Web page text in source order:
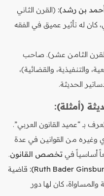
بن رشد): (القرن الثاني
له تأثير عميق في الفقه
الثامن عشر). صاحب
والتنفيذية، والقضائية)،
الحديثة.
(أمثلة):
بـ “عميد القانون العربي”.
وغيره من القوانين في عدة
أساسياً في تخصص القانون.
قاضية
والمساواة، كان لها دور